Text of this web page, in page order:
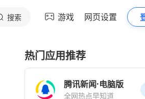
搜索 游戏 网页设置
热门应用推荐
腾讯新闻·电脑版
全网热点早知道